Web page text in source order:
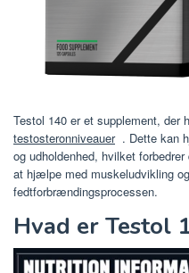
Testol 140 er et supplement, der
testosteronniveauer. Dette kan
og udholdenhed, hvilket
at hjælpe med muskeludvikling
fedtforbrændingsprocessen.
Hvad er Testol